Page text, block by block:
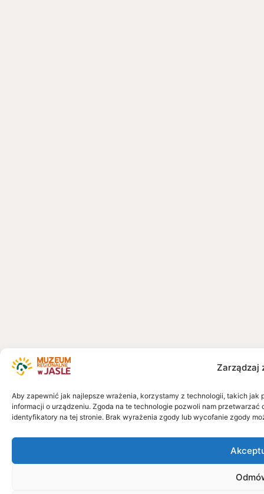
Zarządzaj
Aby zapewnić jak najlepsze wrażenia, korzystamy z technologii, takich
informacji o urządzeniu. Zgoda na te technologie pozwoli nam
identyfikatory na tej stronie. Brak wyrażenia zgody lub wycofanie zgody